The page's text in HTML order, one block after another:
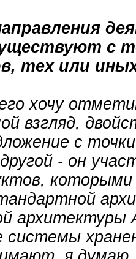
с
тех или
хочу
взгляд,
с
- он
архитектуры
системы